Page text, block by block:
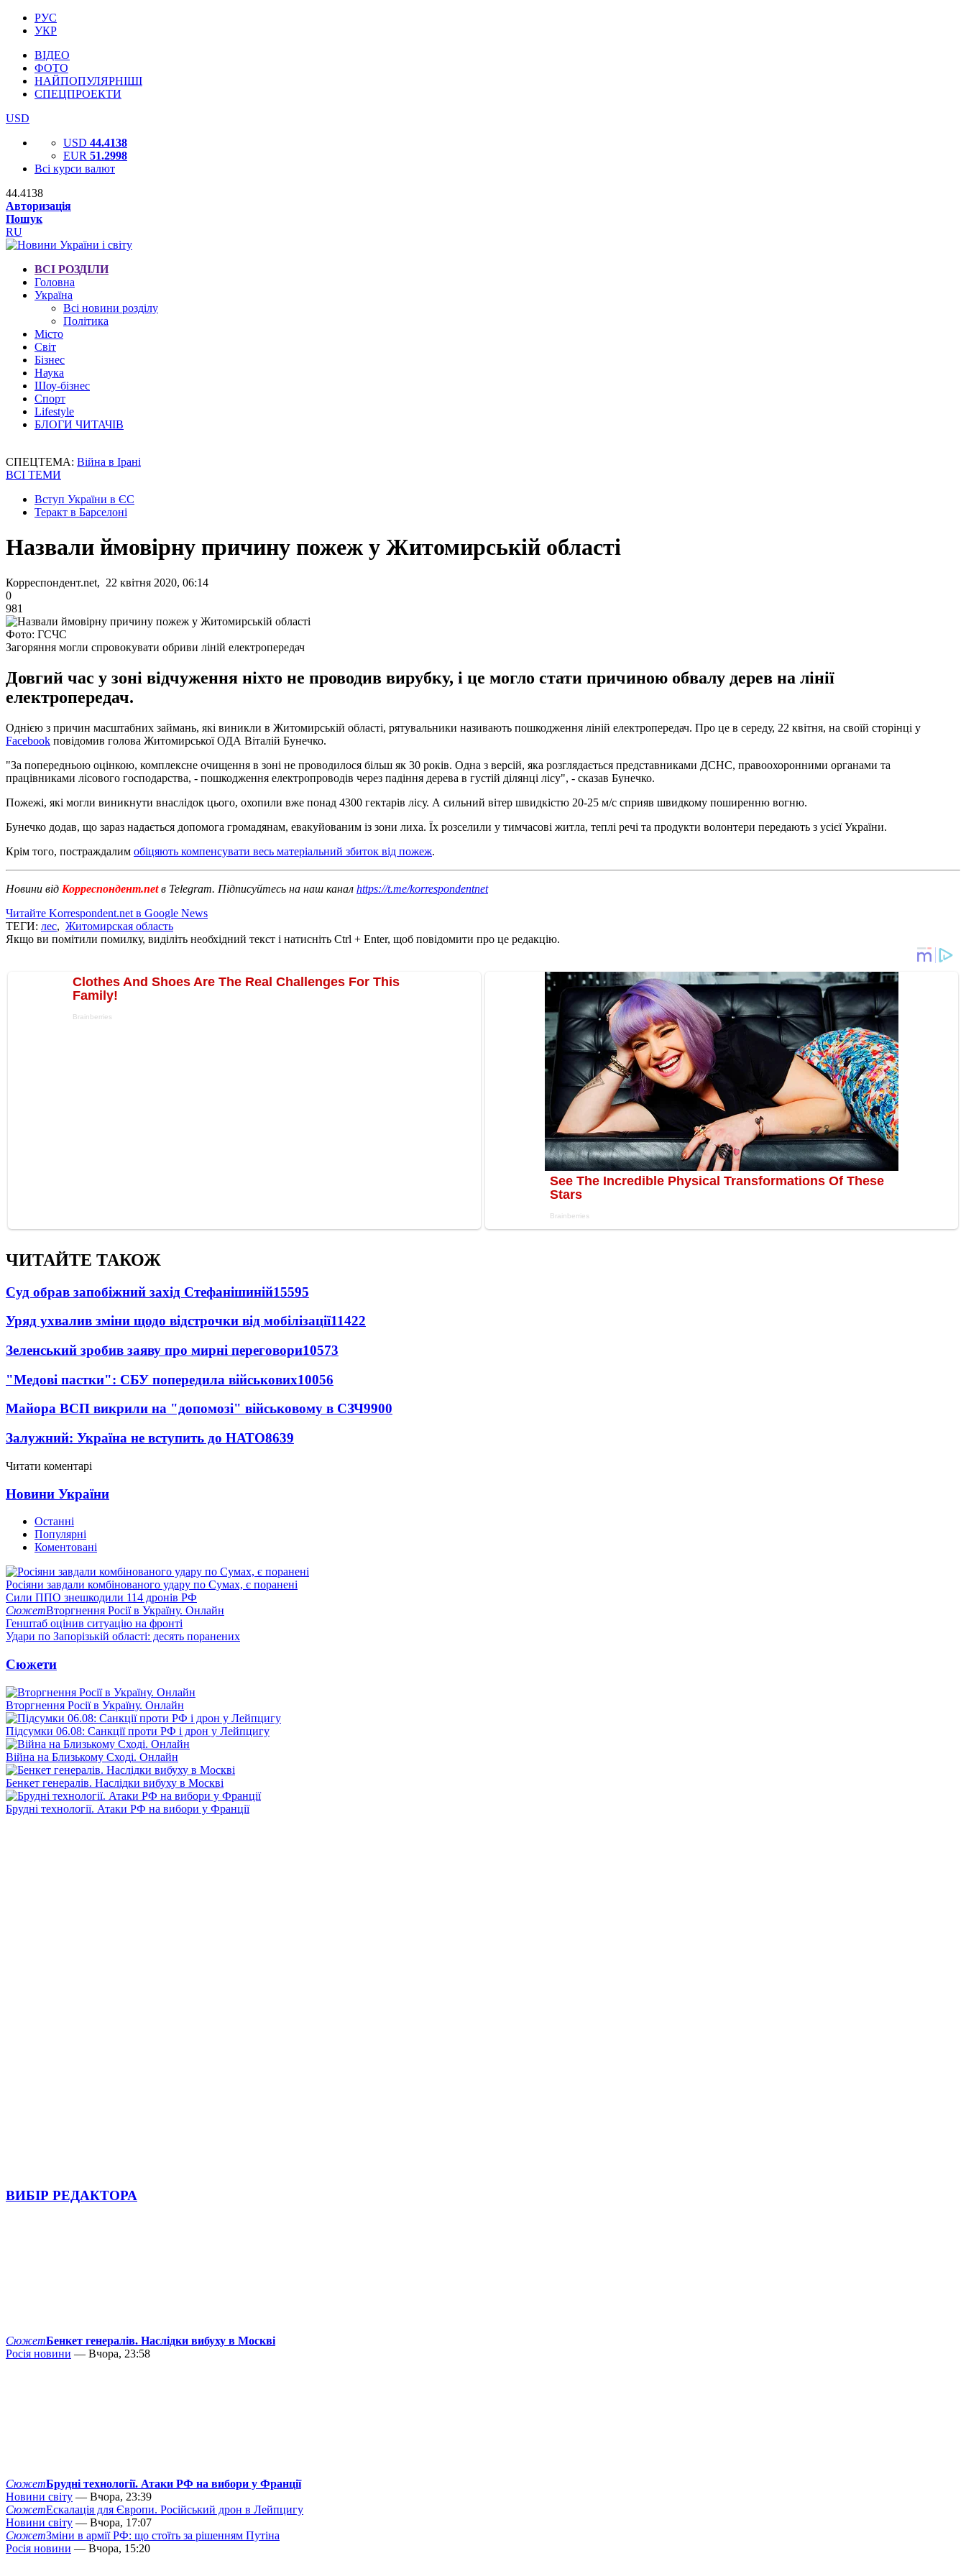
РУС
УКР
ВІДЕО
ФОТО
НАЙПОПУЛЯРНІШІ
СПЕЦПРОЕКТИ
USD
USD 44.4138
EUR 51.2998
Всі курси валют
44.4138
Авторизація
Пошук
RU
ВСІ РОЗДІЛИ
Головна
Україна
Всі новини розділу
Політика
Місто
Світ
Бізнес
Наука
Шоу-бізнес
Спорт
Lifestyle
БЛОГИ ЧИТАЧІВ
СПЕЦТЕМА: Війна в Ірані
ВСІ ТЕМИ
Вступ України в ЄС
Теракт в Барселоні
Назвали ймовірну причину пожеж у Житомирській області
Корреспондент.net, 22 квітня 2020, 06:14
0
981
Фото: ГСЧС
Загоряння могли спровокувати обриви ліній електропередач
Довгий час у зоні відчуження ніхто не проводив вирубку, і це могло стати причиною обвалу дерев на лінії
електропередач.
Однією з причин масштабних займань, які виникли в Житомирській області, рятувальники називають пошкодження ліній електропередач. Про це в середу, 22 квітня, на своїй сторінці у
Facebook повідомив голова Житомирської ОДА Віталій Бунечко.
"За попередньою оцінкою, комплексне очищення в зоні не проводилося більш як 30 років. Одна з версій, яка розглядається представниками ДСНС, правоохоронними органами та
працівниками лісового господарства, - пошкодження електропроводів через падіння дерева в густій ділянці лісу", - сказав Бунечко.
Пожежі, які могли виникнути внаслідок цього, охопили вже понад 4300 гектарів лісу. А сильний вітер швидкістю 20-25 м/с сприяв швидкому поширенню вогню.
Бунечко додав, що зараз надається допомога громадянам, евакуйованим із зони лиха. Їх розселили у тимчасові житла, теплі речі та продукти волонтери передають з усієї України.
Крім того, постраждалим обіцяють компенсувати весь матеріальний збиток від пожеж.
Новини від Корреспондент.netв Telegram. Підписуйтесь на наш канал https://t.me/korrespondentnet
Читайте Korrespondent.net в Google News
ТЕГИ: лес, Житомирская область
Якщо ви помітили помилку, виділіть необхідний текст і натисніть Ctrl + Enter, щоб повідомити про це редакцію.
ЧИТАЙТЕ ТАКОЖ
Суд обрав запобіжний захід Стефанішиній15595
Уряд ухвалив зміни щодо відстрочки від мобілізації11422
Зеленський зробив заяву про мирні переговори10573
"Медові пастки": СБУ попередила військових10056
Майора ВСП викрили на "допомозі" військовому в СЗЧ9900
Залужний: Україна не вступить до НАТО8639
Читати коментарі
Новини України
Останні
Популярні
Коментовані
Росіяни завдали комбінованого удару по Сумах, є поранені
Сили ППО знешкодили 114 дронів РФ
СюжетВторгнення Росії в Україну. Онлайн
Генштаб оцінив ситуацію на фронті
Удари по Запорізькій області: десять поранених
Сюжети
Вторгнення Росії в Україну. Онлайн
Підсумки 06.08: Санкції проти РФ і дрон у Лейпцигу
Війна на Близькому Сході. Онлайн
Бенкет генералів. Наслідки вибуху в Москві
Брудні технології. Атаки РФ на вибори у Франції
ВИБІР РЕДАКТОРА
СюжетБенкет генералів. Наслідки вибуху в Москві
Росія новини — Вчора, 23:58
СюжетБрудні технології. Атаки РФ на вибори у Франції
Новини світу — Вчора, 23:39
СюжетЕскалація для Європи. Російський дрон в Лейпцигу
Новини світу — Вчора, 17:07
СюжетЗміни в армії РФ: що стоїть за рішенням Путіна
Росія новини — Вчора, 15:20